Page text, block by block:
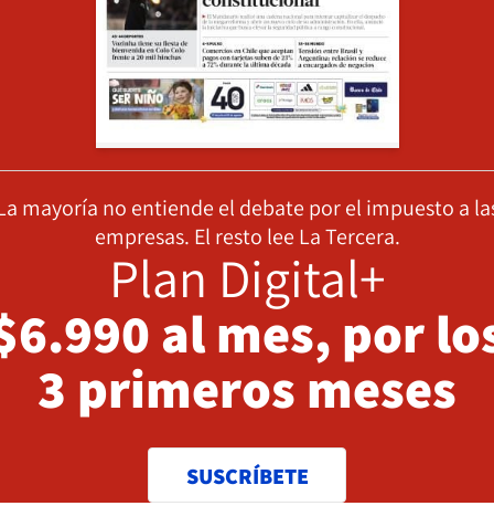
mayoría no entiende el debate por el impuesto a
empresas. El resto lee La Tercera.
Plan Digital+
al mes, por
3 primeros meses
SUSCRÍBETE